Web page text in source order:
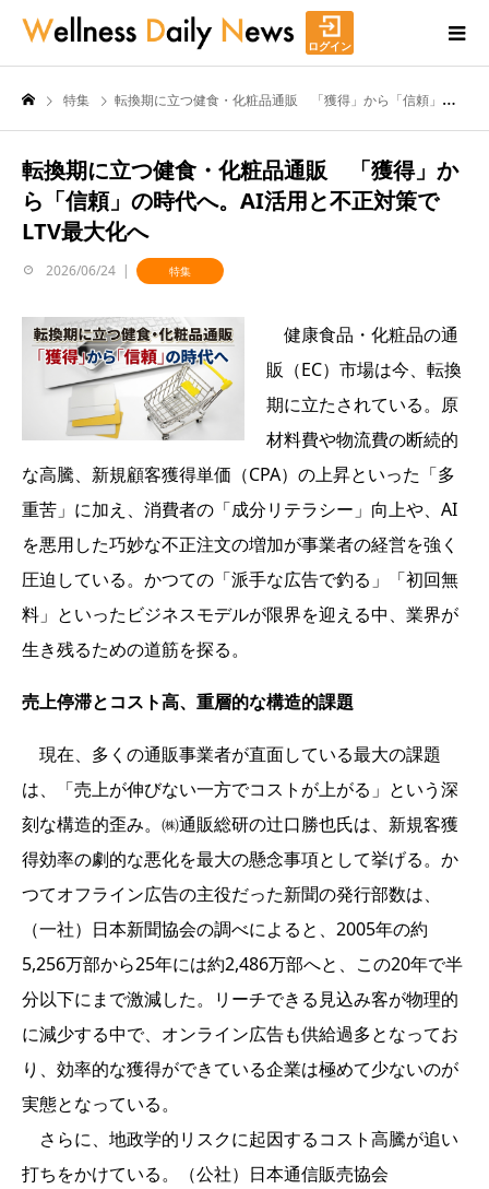
ログイン
特集 転換期に立つ健食・化粧品通販 「獲得」から「信頼」の時代へ。AI活用と不正対策でLTV最大化へ
転換期に立つ健食・化粧品通販 「獲得」か
ら「信頼」の時代へ。AI活用と不正対策で
LTV最大化へ
2026/06/24 特集
健康食品・化粧品の通
販（EC）市場は今、転換
期に立たされている。原
材料費や物流費の断続的
な高騰、新規顧客獲得単価（CPA）の上昇といった「多
重苦」に加え、消費者の「成分リテラシー」向上や、AI
を悪用した巧妙な不正注文の増加が事業者の経営を強く
圧迫している。かつての「派手な広告で釣る」「初回無
料」といったビジネスモデルが限界を迎える中、業界が
生き残るための道筋を探る。
売上停滞とコスト高、重層的な構造的課題
現在、多くの通販事業者が直面している最大の課題
は、「売上が伸びない一方でコストが上がる」という深
刻な構造的歪み。㈱通販総研の辻口勝也氏は、新規客獲
得効率の劇的な悪化を最大の懸念事項として挙げる。か
つてオフライン広告の主役だった新聞の発行部数は、
（一社）日本新聞協会の調べによると、2005年の約
5,256万部から25年には約2,486万部へと、この20年で半
分以下にまで激減した。リーチできる見込み客が物理的
に減少する中で、オンライン広告も供給過多となってお
り、効率的な獲得ができている企業は極めて少ないのが
実態となっている。
さらに、地政学的リスクに起因するコスト高騰が追い
打ちをかけている。（公社）日本通信販売協会